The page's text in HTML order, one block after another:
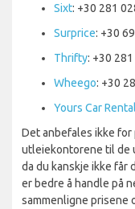
Sixt: +30 281
Surprice: +30
Thrifty: +30
Wheego: +30
Yours Car Rental
Det anbefales ikke for
utleiekontorene til de
da du kanskje ikke
er bedre å handle på
sammenligne prisene